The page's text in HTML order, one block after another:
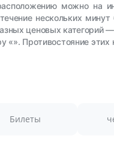
можно на
нескольких
ценовых категорий
«». Противостояние
Билеты